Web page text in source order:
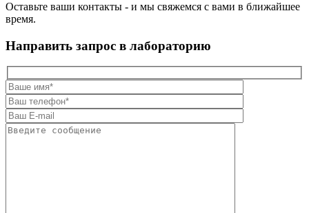
Оставьте ваши контакты - и мы свяжемся с вами в ближайшее
время.
Направить запрос в лабораторию